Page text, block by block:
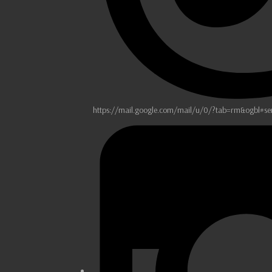
https://mail.google.com/mail/u/0/